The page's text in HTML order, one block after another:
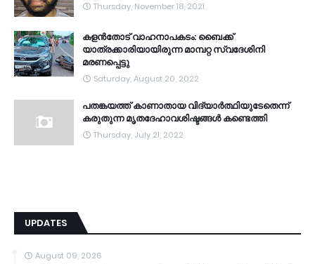
Thursday, November 18, 2021
കളൻതോട് വാഹനാപകടം: ബൈക്ക്
യാത്രക്കാരിയായിരുന്ന മാമ്പറ്റ സ്വദേശിനി
മരണപ്പെട്ടു
Saturday, August 20, 2022
പതങ്കയത്ത് കാണാതായ വിദ്യാർത്ഥിയുടേതെന്ന്
കരുതുന്ന മൃതദേഹാവശിഷ്ടങ്ങൾ കണ്ടെത്തി
Thursday, July 21, 2022
UPDATES
August 09, 2026